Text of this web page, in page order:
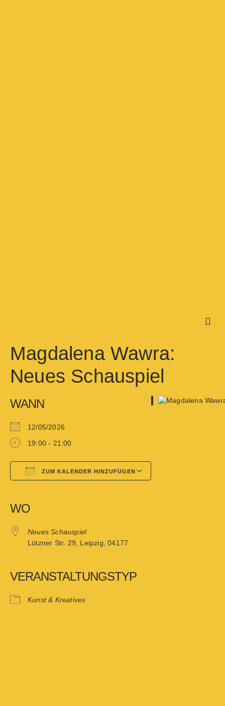
Magdalena Wawra:
Neues Schauspiel
WANN
12/05/2026
19:00 - 21:00
ZUM KALENDER HINZUFÜGEN
WO
Neues Schauspiel
Lützner Str. 29, Leipzig, 04177
VERANSTALTUNGSTYP
Kunst & Kreatives